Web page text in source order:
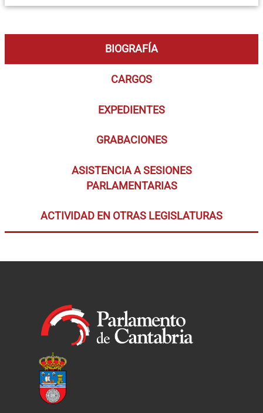
BIOGRAFÍA
CARGOS
EXPEDIENTES
GRABACIONES
ASISTENCIA A SESIONES
PARLAMENTARIAS
ACTIVIDAD EN OTRAS LEGISLATURAS